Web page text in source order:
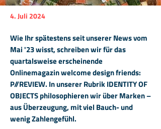
4. Juli 2024
Wie Ihr spätestens seit unserer News vom
Mai '23 wisst, schreiben wir für das
quartalsweise erscheinende
Onlinemagazin welcome design friends:
P//REVIEW. In unserer Rubrik IDENTITY OF
OBJECTS philosophieren wir über Marken –
aus Überzeugung, mit viel Bauch- und
wenig Zahlengefühl.